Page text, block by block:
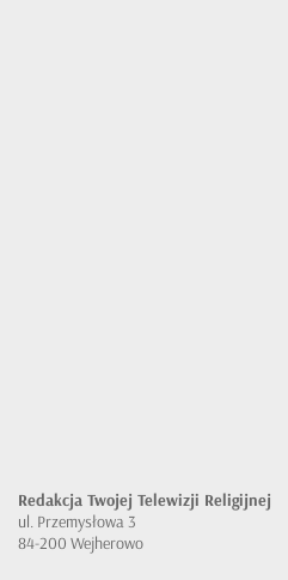
Redakcja Twojej Telewizji Religijnej
ul. Przemysłowa 3
84-200 Wejherowo